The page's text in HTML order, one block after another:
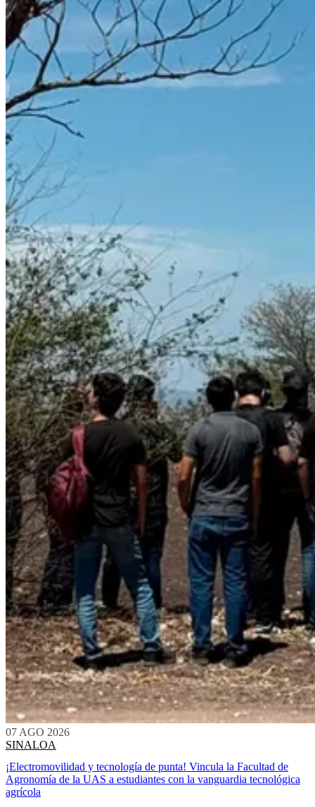
07 AGO 2026
SINALOA
¡Electromovilidad y tecnología de punta! Vincula la Facultad de
Agronomía de la UAS a estudiantes con la vanguardia tecnológica
agrícola